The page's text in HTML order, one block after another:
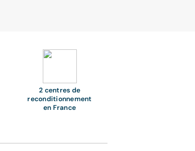
2 centres de
reconditionnement
en France